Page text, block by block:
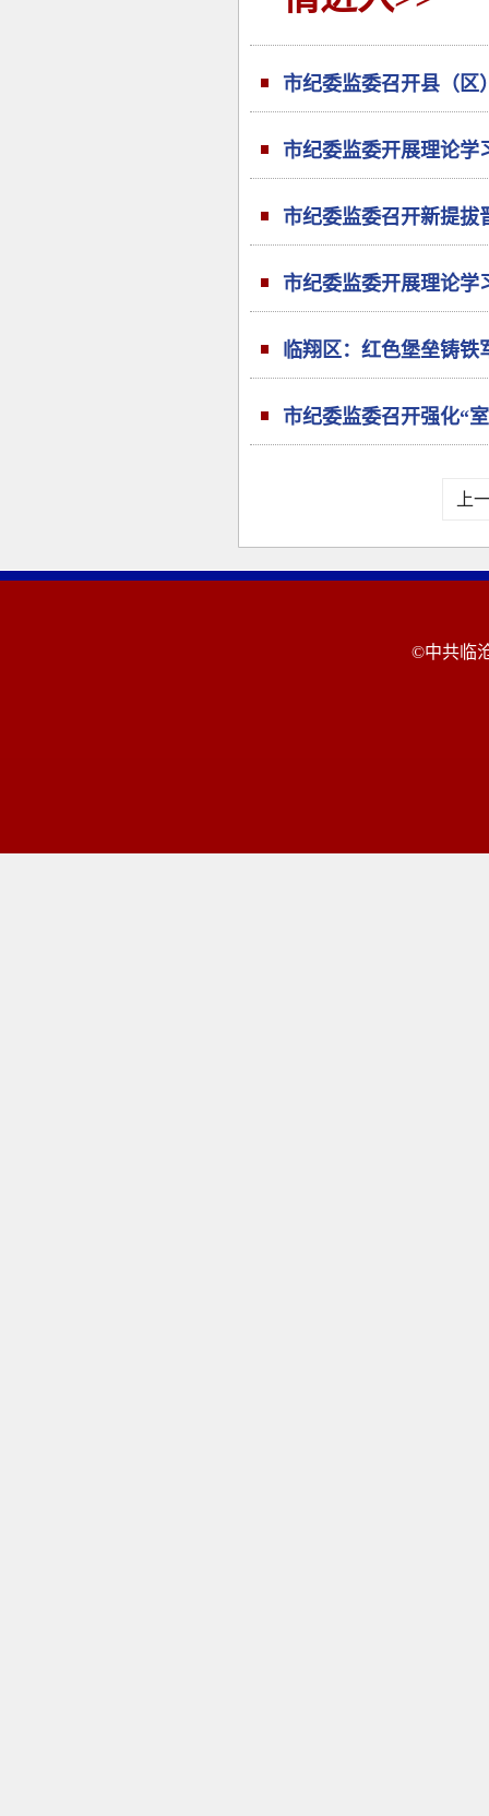
市纪委监委召开县（区
市纪委监委开展理论学
市纪委监委召开新提拔
市纪委监委开展理论学
临翔区：红色堡垒铸铁
市纪委监委召开强化“
上
©中共临